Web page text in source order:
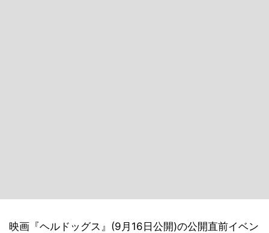
映画『ヘルドッグス』(9月16日公開)の公開直前イベン